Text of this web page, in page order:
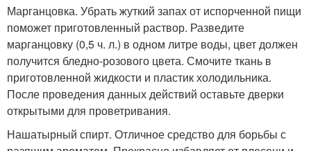
Марганцовка. Убрать жуткий запах от испорченной пищи
поможет приготовленный раствор. Разведите
марганцовку (0,5 ч. л.) в одном литре воды, цвет должен
получится бледно-розового цвета. Смочите ткань в
приготовленной жидкости и пластик холодильника.
После проведения данных действий оставьте дверки
открытыми для проветривания.
Нашатырный спирт. Отличное средство для борьбы с